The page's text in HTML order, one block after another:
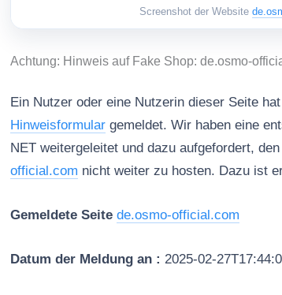
Screenshot der Website
Achtung: Hinweis auf Fake Shop: de.osmo-
Ein Nutzer oder eine Nutzerin dieser Seite
Hinweisformular gemeldet. Wir haben eine
NET weitergeleitet und dazu aufgefordert,
official.com nicht weiter zu hosten. Dazu ist
Gemeldete Seite de.osmo-official.com
Datum der Meldung an : 2025-02-